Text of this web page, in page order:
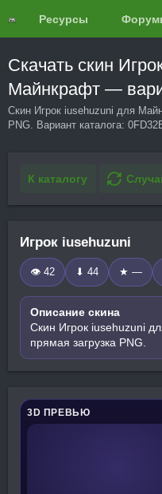
Ресурсы
Скачать скин
Майнкрафт —
Скин Игрок iusehuzuni для
PNG. Вариант каталога:
К каталогу
Игрок iusehuzuni
👁 42 ⬇ 44 ★ —
Описание скина
Скин Игрок iusehuzuni
прямая загрузка PNG.
3D ПРЕВЬЮ